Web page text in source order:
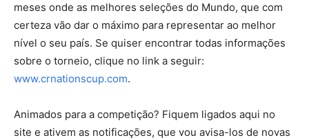
meses onde as melhores seleções do Mundo, que com
certeza vão dar o máximo para representar ao melhor
nível o seu país. Se quiser encontrar todas informações
sobre o torneio, clique no link a seguir:
www.crnationscup.com.
Animados para a competição? Fiquem ligados aqui no
site e ativem as notificações, que vou avisa-los de novas